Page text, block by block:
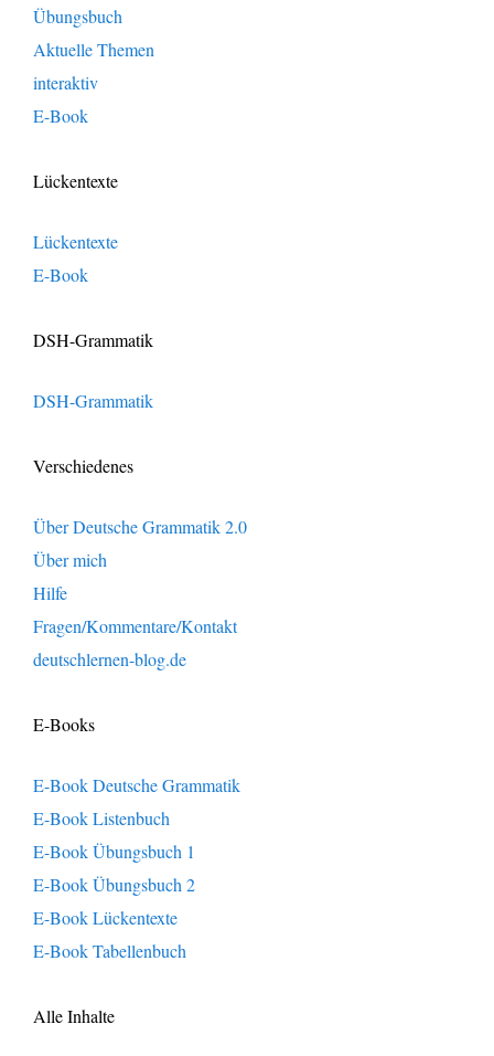
Übungsbuch
Aktuelle Themen
interaktiv
E-Book
Lückentexte
Lückentexte
E-Book
DSH-Grammatik
DSH-Grammatik
Verschiedenes
Über Deutsche Grammatik 2.0
Über mich
Hilfe
Fragen/Kommentare/Kontakt
deutschlernen-blog.de
E-Books
E-Book Deutsche Grammatik
E-Book Listenbuch
E-Book Übungsbuch 1
E-Book Übungsbuch 2
E-Book Lückentexte
E-Book Tabellenbuch
Alle Inhalte